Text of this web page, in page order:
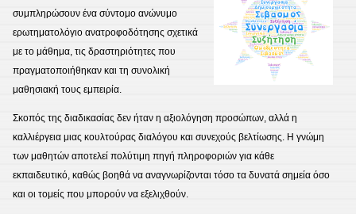
συμπληρώσουν ένα σύντομο ανώνυμο
ερωτηματολόγιο ανατροφοδότησης σχετικά
με το μάθημα, τις δραστηριότητες που
πραγματοποιήθηκαν και τη συνολική
μαθησιακή τους εμπειρία.
Σκοπός της διαδικασίας δεν ήταν η αξιολόγηση προσώπων, αλλά η
καλλιέργεια μιας κουλτούρας διαλόγου και συνεχούς βελτίωσης. Η γνώμη
των μαθητών αποτελεί πολύτιμη πηγή πληροφοριών για κάθε
εκπαιδευτικό, καθώς βοηθά να αναγνωρίζονται τόσο τα δυνατά σημεία όσο
και οι τομείς που μπορούν να εξελιχθούν.